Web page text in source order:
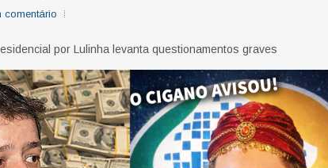
comentário
por Lulinha levanta questionamentos graves